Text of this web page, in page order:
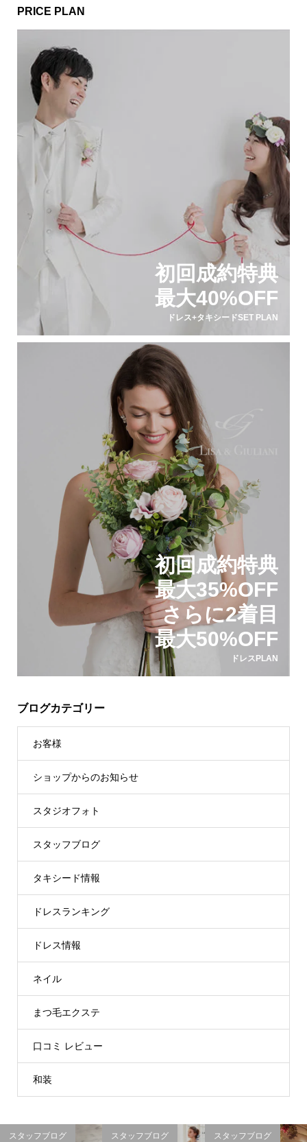
PRICE PLAN
初回成約特典
最大40%OFF
ドレス+タキシードSET PLAN
初回成約特典
最大35%OFF
さらに2着目
最大50%OFF
ドレスPLAN
ブログカテゴリー
お客様
ショップからのお知らせ
スタジオフォト
スタッフブログ
タキシード情報
ドレスランキング
ドレス情報
ネイル
まつ毛エクステ
口コミ レビュー
和装
スタッフブログ スタッフブログ スタッフブログ